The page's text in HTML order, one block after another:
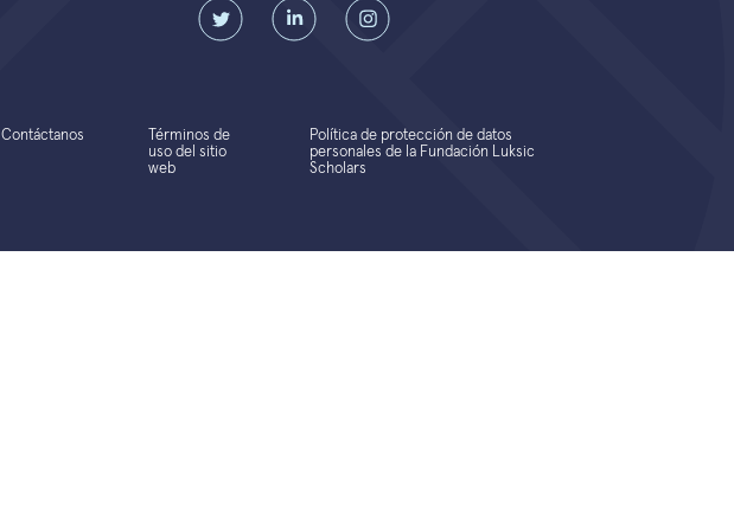
Contáctanos
Términos de
uso del sitio
web
Política de protección de datos
personales de la Fundación Luksic
Scholars